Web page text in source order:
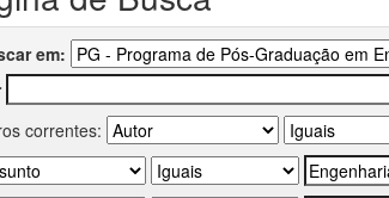
em:
correntes: